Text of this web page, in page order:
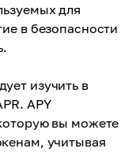
для
в безопасности
изучить в
APY
вы можете
учитывая